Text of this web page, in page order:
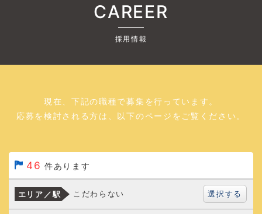
CAREER
採用情報
現在、下記の職種で募集を行っています。
応募を検討される方は、以下のページをご覧ください。
46 件あります
エリア／駅 こだわらない 選択する